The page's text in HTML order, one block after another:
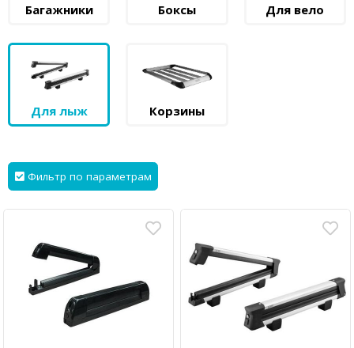
Багажники Боксы Для вело
Для лыж Корзины
Фильтр по параметрам